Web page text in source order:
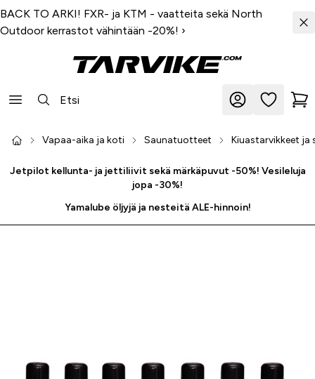
BACK TO ARKI! FXR- ja KTM - vaatteita sekä North
Outdoor kerrastot vähintään -20%! ›
Vapaa-aika ja koti Saunatuotteet Kiuastarvikkeet
Jetpilot kellunta- ja jettiliivit sekä märkäpuvut -50%! Vesileluja
jopa -30%!
Yamalube öljyjä ja nesteitä ALE-hinnoin!